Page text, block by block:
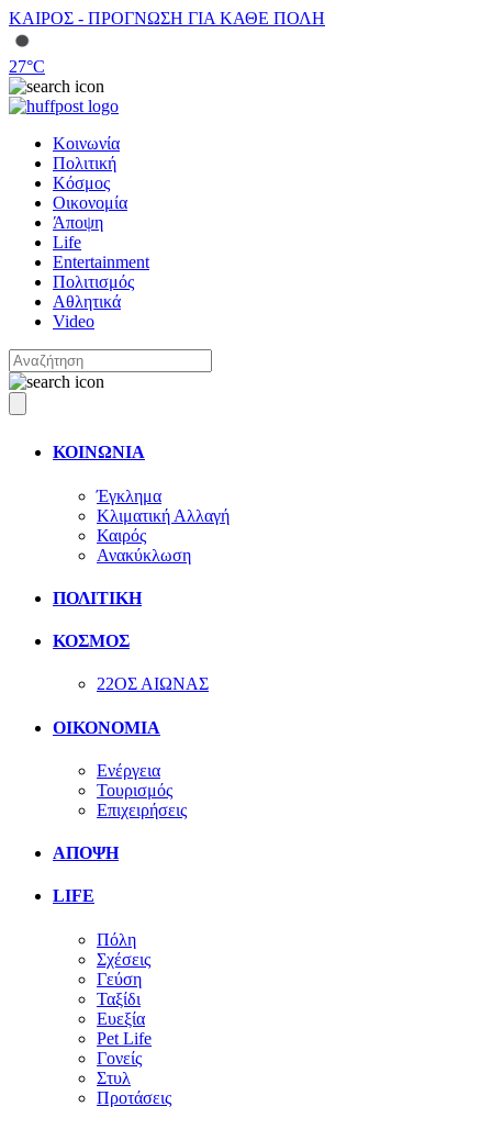
ΚΑΙΡΟΣ - ΠΡΟΓΝΩΣΗ ΓΙΑ ΚΑΘΕ ΠΟΛΗ
27°C
Κοινωνία
Πολιτική
Κόσμος
Οικονομία
Άποψη
Life
Entertainment
Πολιτισμός
Αθλητικά
Video
ΚΟΙΝΩΝΙΑ
Έγκλημα
Κλιματική Αλλαγή
Καιρός
Ανακύκλωση
ΠΟΛΙΤΙΚΗ
ΚΟΣΜΟΣ
22ΟΣ ΑΙΩΝΑΣ
ΟΙΚΟΝΟΜΙΑ
Ενέργεια
Τουρισμός
Επιχειρήσεις
ΑΠΟΨΗ
LIFE
Πόλη
Σχέσεις
Γεύση
Ταξίδι
Ευεξία
Pet Life
Γονείς
Στυλ
Προτάσεις